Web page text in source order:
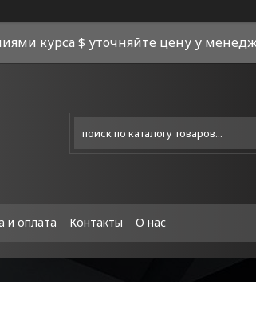
курса $ уточняйте цену у
и оплата Контакты О нас